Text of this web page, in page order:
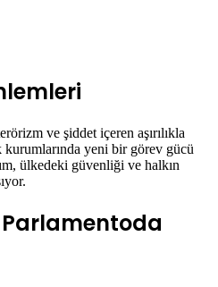
ve şiddet içeren aşırılıkla
kurumlarında yeni bir görev gücü
ülkedeki güvenliği ve halkın
Parlamentoda